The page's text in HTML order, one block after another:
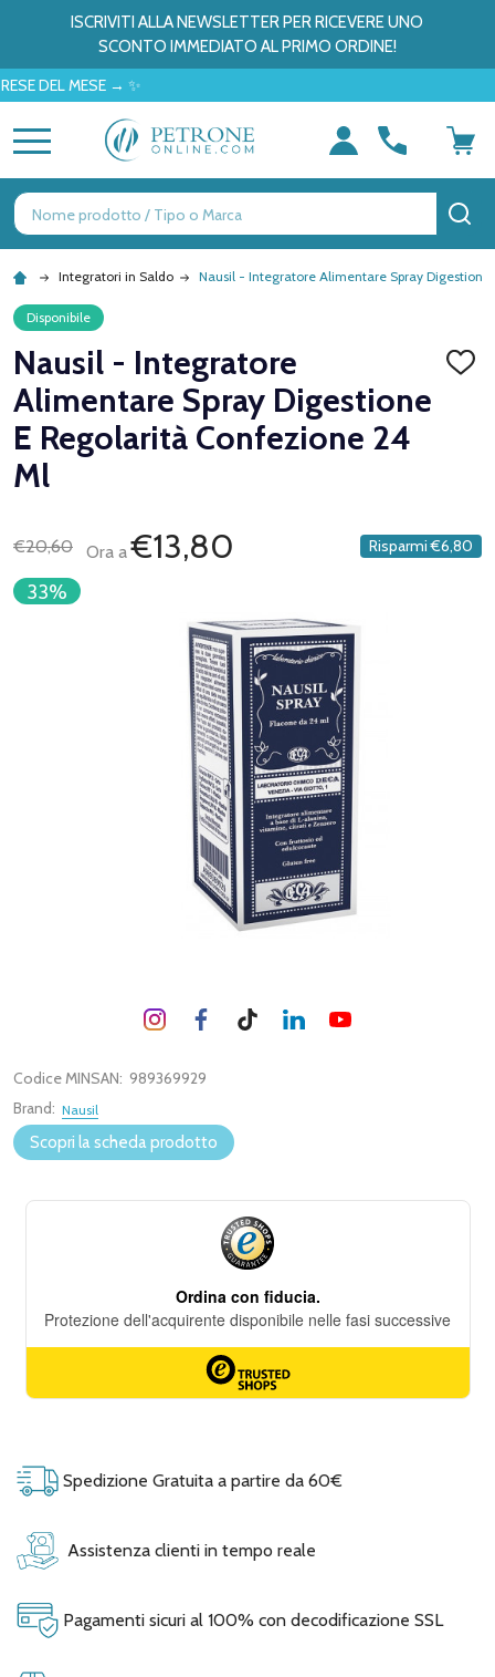
ISCRIVITI ALLA NEWSLETTER PER RICEVERE UNO
SCONTO IMMEDIATO AL PRIMO ORDINE!
MESE → ✨
Ricerca
Integratori in Saldo Nausil - Integratore Alimentare Spray
Disponibile
Nausil - Integratore
Alimentare Spray Digestione
E Regolarità Confezione 24
Ml
€20,60 Ora a€13,80 Risparmi €6,80
33%
Codice MINSAN: 989369929
Brand: Nausil
Scopri la scheda prodotto
Spedizione Gratuita a partire da 60€
Assistenza clienti in tempo reale
Pagamenti sicuri al 100% con decodificazione SSL